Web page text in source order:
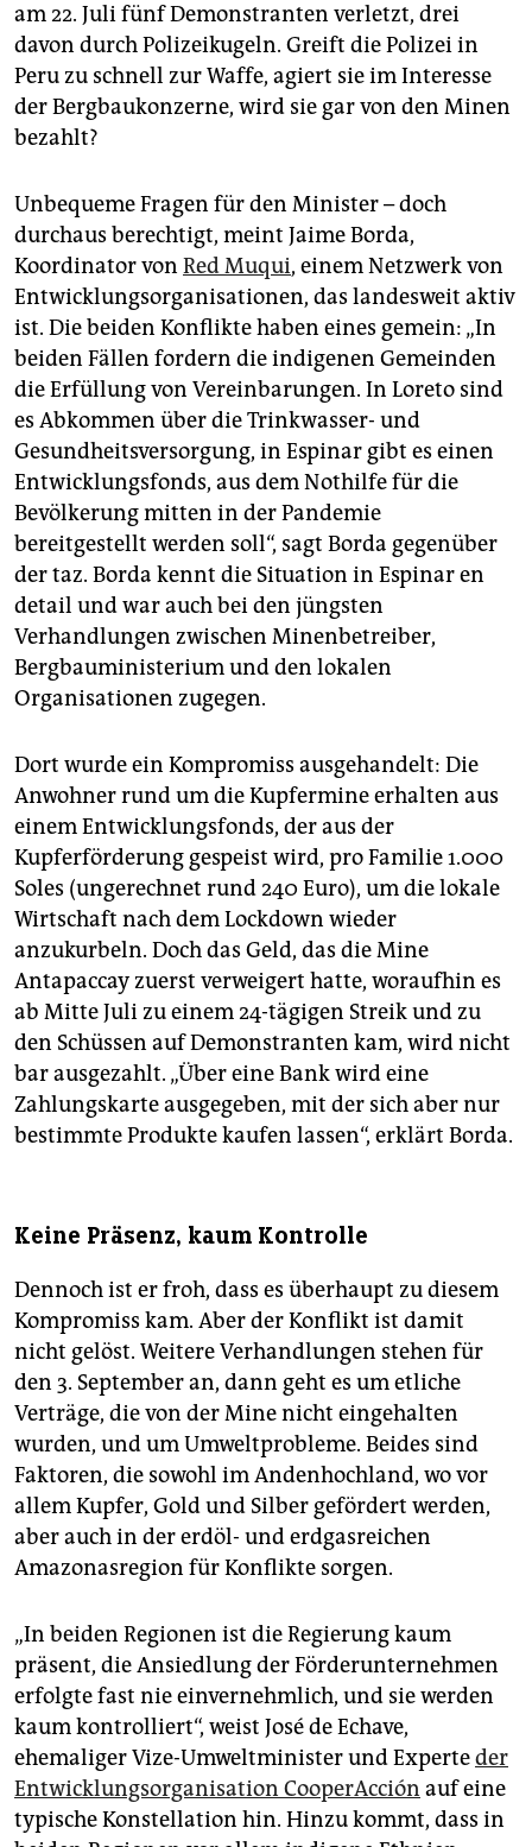
am 22. Juli fünf Demonstranten verletzt, drei
davon durch Polizeikugeln. Greift die Polizei in
Peru zu schnell zur Waffe, agiert sie im Interesse
der Bergbaukonzerne, wird sie gar von den Minen
bezahlt?
Unbequeme Fragen für den Minister – doch
durchaus berechtigt, meint Jaime Borda,
Koordinator von Red Muqui, einem Netzwerk von
Entwicklungsorganisationen, das landesweit aktiv
ist. Die beiden Konflikte haben eines gemein: „In
beiden Fällen fordern die indigenen Gemeinden
die Erfüllung von Vereinbarungen. In Loreto sind
es Abkommen über die Trinkwasser- und
Gesundheitsversorgung, in Espinar gibt es einen
Entwicklungsfonds, aus dem Nothilfe für die
Bevölkerung mitten in der Pandemie
bereitgestellt werden soll“, sagt Borda gegenüber
der taz. Borda kennt die Situation in Espinar en
detail und war auch bei den jüngsten
Verhandlungen zwischen Minenbetreiber,
Bergbauministerium und den lokalen
Organisationen zugegen.
Dort wurde ein Kompromiss ausgehandelt: Die
Anwohner rund um die Kupfermine erhalten aus
einem Entwicklungsfonds, der aus der
Kupferförderung gespeist wird, pro Familie 1.000
Soles (ungerechnet rund 240 Euro), um die lokale
Wirtschaft nach dem Lockdown wieder
anzukurbeln. Doch das Geld, das die Mine
Antapaccay zuerst verweigert hatte, woraufhin es
ab Mitte Juli zu einem 24-tägigen Streik und zu
den Schüssen auf Demonstranten kam, wird nicht
bar ausgezahlt. „Über eine Bank wird eine
Zahlungskarte ausgegeben, mit der sich aber nur
bestimmte Produkte kaufen lassen“, erklärt Borda.
Keine Präsenz, kaum Kontrolle
Dennoch ist er froh, dass es überhaupt zu diesem
Kompromiss kam. Aber der Konflikt ist damit
nicht gelöst. Weitere Verhandlungen stehen für
den 3. September an, dann geht es um etliche
Verträge, die von der Mine nicht eingehalten
wurden, und um Umweltprobleme. Beides sind
Faktoren, die sowohl im Andenhochland, wo vor
allem Kupfer, Gold und Silber gefördert werden,
aber auch in der erdöl- und erdgasreichen
Amazonasregion für Konflikte sorgen.
„In beiden Regionen ist die Regierung kaum
präsent, die Ansiedlung der Förderunternehmen
erfolgte fast nie einvernehmlich, und sie werden
kaum kontrolliert“, weist José de Echave,
ehemaliger Vize-Umweltminister und Experteder
Entwicklungsorganisation CooperAcción auf eine
typische Konstellation hin. Hinzu kommt, dass in